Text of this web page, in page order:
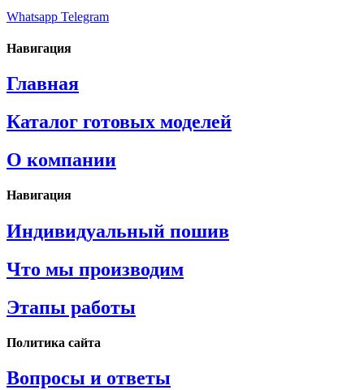
Whatsapp Telegram
Навигация
Главная
Каталог готовых моделей
О компании
Навигация
Индивидуальный пошив
Что мы производим
Этапы работы
Политика сайта
Вопросы и ответы